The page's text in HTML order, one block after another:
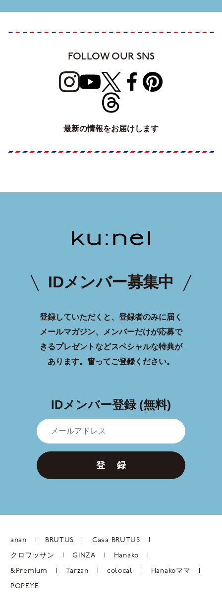
FOLLOW OUR SNS
最新の情報をお届けします
IDメンバー募集中
登録していただくと、登録者のみに届く
メールマガジン、メンバーだけが応募で
きるプレゼントなどスペシャルな特典が
あります。 奮ってご登録ください。
IDメンバー登録 (無料)
登 録
anan BRUTUS Casa BRUTUS
クロワッサン GINZA Hanako
&Premium Tarzan colocal Hanakoママ
POPEYE